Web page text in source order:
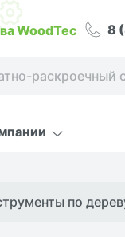
WoodTec 8
по